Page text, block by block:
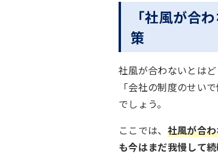
「社風が合
策
社風が合わないとは
「会社の制度のせい
でしょう。
ここでは、 社風が合
も今はまだ我慢して